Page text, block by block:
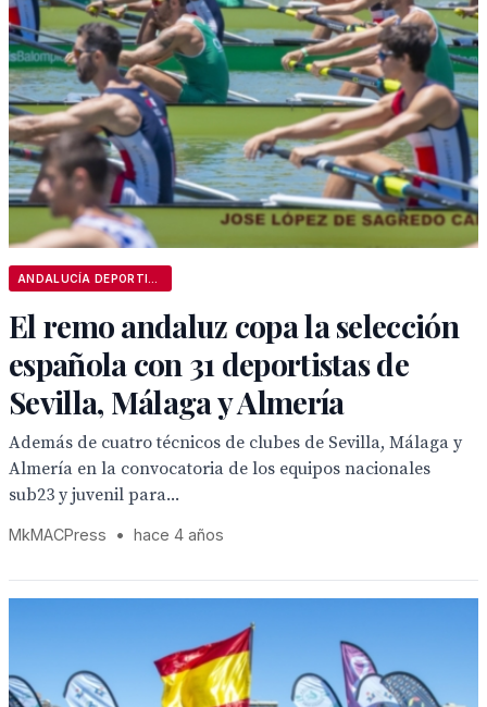
El remo andaluz copa la selección
española con 31 deportistas de
Sevilla, Málaga y Almería
Además de cuatro técnicos de clubes de Sevilla, Málaga y
Almería en la convocatoria de los equipos nacionales
sub23 y juvenil para...
MkMACPress • hace 4 años